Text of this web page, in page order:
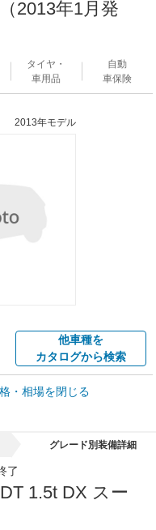
2013年1月発
タイヤ・
車用品
自動
車保険
2013年モデル
他車種を
カタログから検索
クルマを高額売却
楽天Car車検で
・相場を閉じる
グレード別装備詳細
了
1.5t DX スー